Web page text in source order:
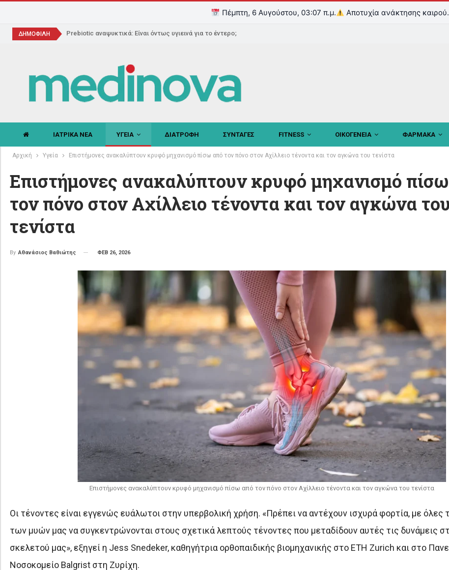
Πέμπτη, 6 Αυγούστου, 03:07 π.μ. Αποτυχία ανάκτησης καιρού.
ΔΗΜΟΦΙΛΗ Prebiotic αναψυκτικά: Είναι όντως υγιεινά για το έντερο;
ΙΑΤΡΙΚΑ ΝΕΑ ΥΓΕΙΑ ΔΙΑΤΡΟΦΗ ΣΥΝΤΑΓΕΣ FITNESS ΟΙΚΟΓΕΝΕΙΑ ΦΑΡΜΑΚΑ
Αρχική Υγεία Επιστήμονες ανακαλύπτουν κρυφό μηχανισμό πίσω από τον πόνο στον Αχίλλειο τένοντα και τον αγκώνα του τενίστα
Επιστήμονες ανακαλύπτουν κρυφό μηχανισμό
τον πόνο στον Αχίλλειο τένοντα και τον αγκώνα του
τενίστα
By Αθανάσιος Βαθιώτης ΦΕΒ 26, 2026
Επιστήμονες ανακαλύπτουν κρυφό μηχανισμό πίσω από τον πόνο στον Αχίλλειο τένοντα και τον αγκώνα του τενίστα
Οι τένοντες είναι εγγενώς ευάλωτοι στην υπερβολική χρήση. «Πρέπει να αντέχουν ισχυρά φορτία, με όλες
των μυών μας να συγκεντρώνονται στους σχετικά λεπτούς τένοντες που μεταδίδουν αυτές τις δυνάμεις
σκελετού μας», εξηγεί η Jess Snedeker, καθηγήτρια ορθοπαιδικής βιομηχανικής στο ETH Zurich και στο
Νοσοκομείο Balgrist στη Ζυρίχη.